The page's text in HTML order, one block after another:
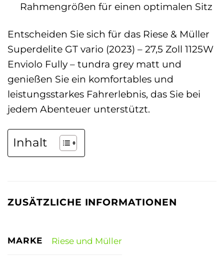
Rahmengrößen für einen optimalen Sitz
Entscheiden Sie sich für das Riese & Müller
Superdelite GT vario (2023) – 27,5 Zoll 1125W
Enviolo Fully – tundra grey matt und
genießen Sie ein komfortables und
leistungsstarkes Fahrerlebnis, das Sie bei
jedem Abenteuer unterstützt.
Inhalt
ZUSÄTZLICHE INFORMATIONEN
MARKE Riese und Müller